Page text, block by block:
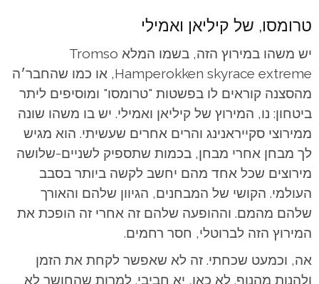
טרומסו, של קיליאן ואמילי
יש משהו במירוץ הזה, בשמו המלא Tromso
Hamperokken skyrace extreme, או כמו שהחבר׳ה
מהסצנה קוראים לו בפשטות "טרומסו" ומוסיפים ליתר
ביטחון: נו, המירוץ של קיליאן ואמילי. יש בו משהו שונה
ממירוצי סקייראנינג והרים אחרים שעשיתי. הוא מגיש
לך מבחן אחרי מבחן, בכמות שתספיק לשניים-שלושה
מירוצים שכל אחד מהם יחשב לקשה ביותר בסבב
העולמי. הקושי של המבחנים, הגיוון שלהם והאורך
שלהם מהמם. וההופעה שלהם זה אחרי זה הופכת את
המירוץ הזה לברוטלי, חסר רחמים.
אה, וכמעט שכחתי. זה לא שאפשר לקחת את הזמן
ולהנות מהנוף. לא כאן, יא חביבי. למרות שהחושך לא